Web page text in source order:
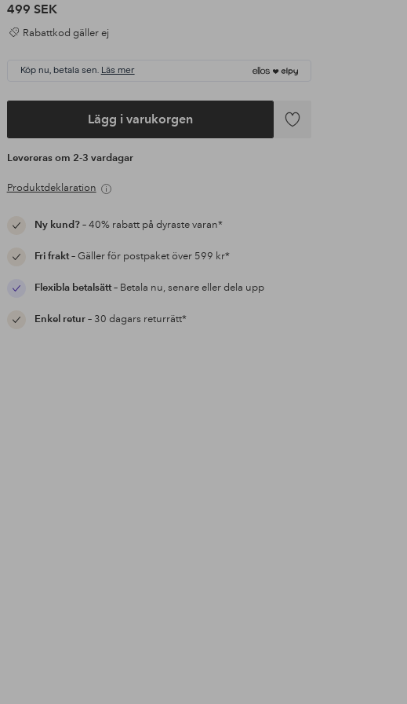
499 SEK
Rabattkod gäller ej
Köp nu, betala sen. Läs mer
Lägg i varukorgen
Lägg
Levereras om 2-3 vardagar
Produktdeklaration
Ny kund?– 40% rabatt på dyraste varan*
Fri frakt– Gäller för postpaket över 599 kr*
Flexibla betalsätt– Betala nu, senare eller dela upp
Enkel retur– 30 dagars returrätt*